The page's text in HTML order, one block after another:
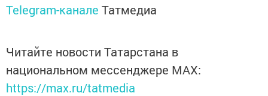
Telegram-канале Татмедиа
Читайте новости Татарстана в
национальном мессенджере MАХ:
https://max.ru/tatmedia